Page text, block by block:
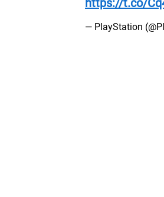
https://t.co/
— PlayStation